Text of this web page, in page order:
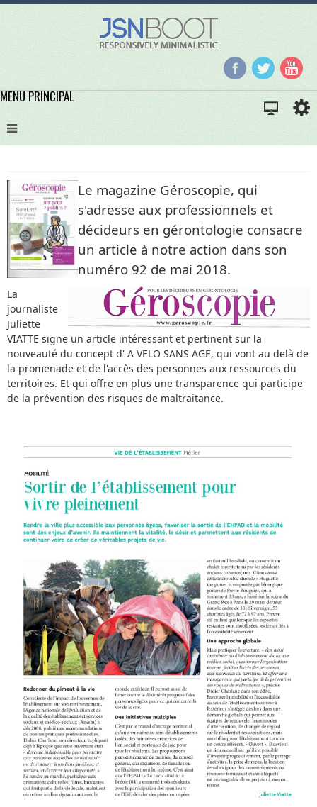
MENU PRINCIPAL
Le magazine Géroscopie, qui
s'adresse aux professionnels et
décideurs en gérontologie consacre
un article à notre action dans son
numéro 92 de mai 2018.
La
journaliste
Juliette
VIATTE signe un article intéressant et pertinent sur la
nouveauté du concept d' A VELO SANS AGE, qui vont au delà de
la promenade et de l'accès des personnes aux ressources du
territoires. Et qui offre en plus une transparence qui participe
de la prévention des risques de maltraitance.